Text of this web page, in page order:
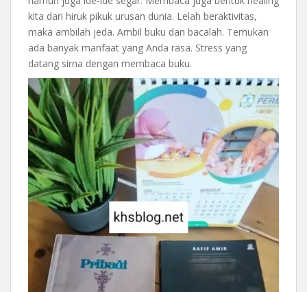
kita dari hiruk pikuk urusan dunia. Lelah beraktivitas,
maka ambilah jeda. Ambil buku dan bacalah. Temukan
ada banyak manfaat yang Anda rasa. Stress yang
datang sirna dengan membaca buku.